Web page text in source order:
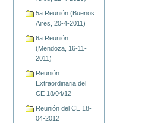
5a Reunión (Buenos
Aires, 20-4-2011)
6a Reunión
(Mendoza, 16-11-
2011)
Reunión
Extraordinaria del
CE 18/04/12
Reunión del CE 18-
04-2012